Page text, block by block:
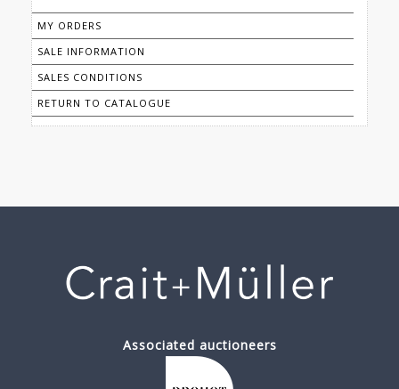
MY ORDERS
SALE INFORMATION
SALES CONDITIONS
RETURN TO CATALOGUE
Associated auctioneers